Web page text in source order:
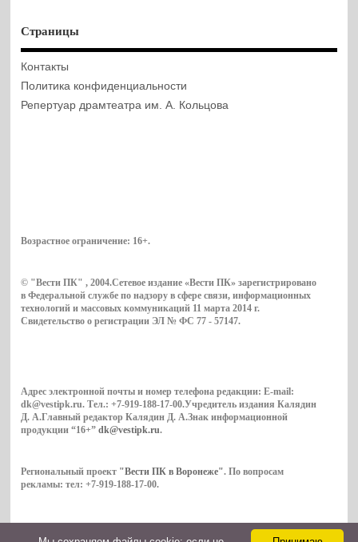
Страницы
Контакты
Политика конфиденциальности
Репертуар драмтеатра им. А. Кольцова
Возрастное ограничение: 16+.
© "Вести ПК" , 2004.Сетевое издание «Вести ПК» зарегистрировано
в Федеральной службе по надзору в сфере связи, информационных
технологий и массовых коммуникаций 11 марта 2014 г.
Свидетельство о регистрации ЭЛ № ФС 77 - 57147.
Адрес электронной почты и номер телефона редакции: E-mail:
dk@vestipk.ru. Тел.: +7-919-188-17-00.Учредитель издания Калядин
Д. А.Главный редактор Калядин Д. А.Знак информационной
продукции “16+”dk@vestipk.ru.
Региональный проект "Вести ПК в Воронеже". По вопросам
рекламы: тел: +7-919-188-17-00.